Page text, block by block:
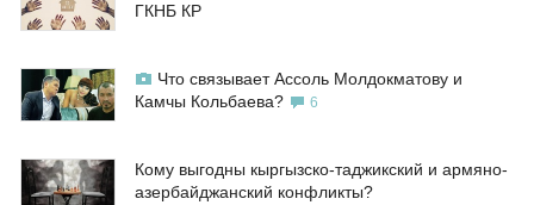
ГКНБ КР
Что связывает Ассоль Молдокматову и
Камчы Кольбаева?
6
Кому выгодны кыргызско-таджикский и армяно-
азербайджанский конфликты?